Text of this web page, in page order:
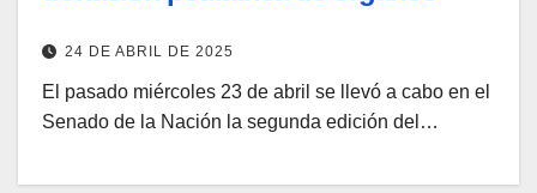
24 DE ABRIL DE 2025
El pasado miércoles 23 de abril se llevó a cabo en el
Senado de la Nación la segunda edición del…